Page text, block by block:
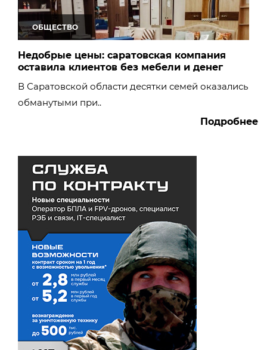
Смертоносные вражеские ракеты угрожают
Саратовской области
Украинские беспилотники снова нацелились
на Саратовскую область
Локомотив сошёл с рельсов в Саратове
ОБЩЕСТВО
Недобрые цены: саратовская компания
оставила клиентов без мебели и денег
В Саратовской области десятки семей оказались
обманутыми при..
Подробнее